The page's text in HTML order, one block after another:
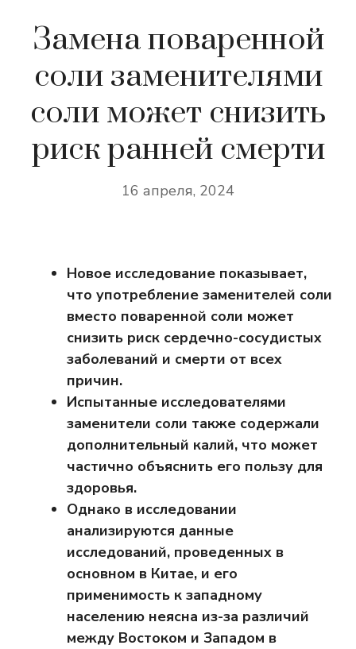
Замена поваренной
соли заменителями
соли может снизить
риск ранней смерти
16 апреля, 2024
Новое исследование показывает,
что употребление заменителей соли
вместо поваренной соли может
снизить риск сердечно-сосудистых
заболеваний и смерти от всех
причин.
Испытанные исследователями
заменители соли также содержали
дополнительный калий, что может
частично объяснить его пользу для
здоровья.
Однако в исследовании
анализируются данные
исследований, проведенных в
основном в Китае, и его
применимость к западному
населению неясна из-за различий
между Востоком и Западом в